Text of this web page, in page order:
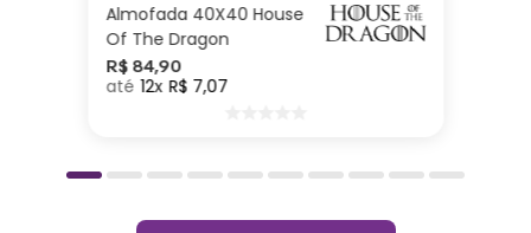
Almofada 40X40 House
Of The Dragon
R$ 84,90
12 R$ 7,07